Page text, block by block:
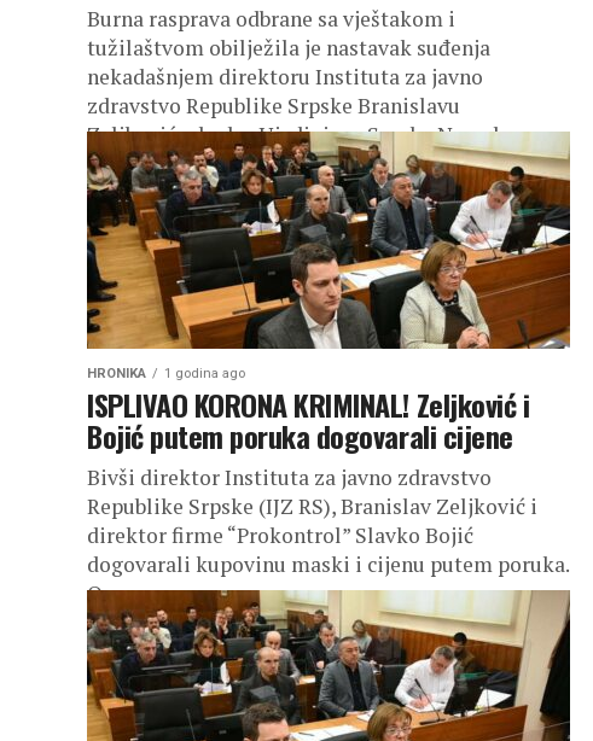
Burna rasprava odbrane sa vještakom i
tužilaštvom obilježila je nastavak suđenja
nekadašnjem direktoru Instituta za javno
zdravstvo Republike Srpske Branislavu
Zeljkoviću, kadru Ujedinjene Srpske Nenada
Stevandića....
HRONIKA 1 godina ago
ISPLIVAO KORONA KRIMINAL! Zeljković i
Bojić putem poruka dogovarali cijene
Bivši direktor Instituta za javno zdravstvo
Republike Srpske (IJZ RS), Branislav Zeljković i
direktor firme “Prokontrol” Slavko Bojić
dogovarali kupovinu maski i cijenu putem poruka.
Ovo...